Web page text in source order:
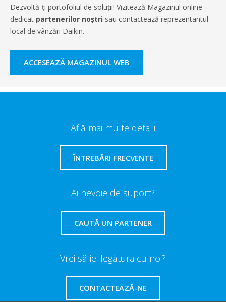
Dezvoltă-ți portofoliul de soluții! Vizitează Magazinul online
dedicat partenerilor noștri sau contactează reprezentantul
local de vânzări Daikin.
ACCESEAZĂ MAGAZINUL WEB
Află mai multe detalii
ÎNTREBĂRI FRECVENTE
Ai nevoie de suport?
CAUTĂ UN PARTENER
Vrei să iei legătura cu noi?
CONTACTEAZĂ-NE